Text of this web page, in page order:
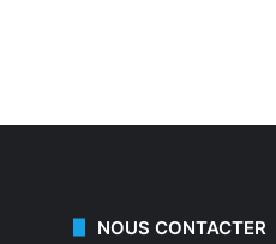
NOUS CONTACTER